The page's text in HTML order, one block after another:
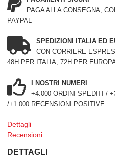
PAGA ALLA CONSEGNA,
PAYPAL
SPEDIZIONI ITALIA ED
CON CORRIERE
48H PER ITALIA, 72H PER
I NOSTRI NUMERI
+4.000 ORDINI SPEDITI /
/+1.000 RECENSIONI POSITIVE
Dettagli
Recensioni
DETTAGLI